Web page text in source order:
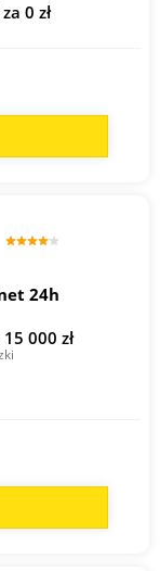
0 zł
24h
000 zł